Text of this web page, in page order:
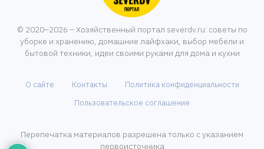
© 2020–2026 – Хозяйственный портал severdv.ru: советы по
уборке и хранению, домашние лайфхаки, выбор мебели и
бытовой техники, идеи своими руками для дома и кухни
О сайте Контакты
Политика конфиденциальности
Пользовательское соглашение
Перепечатка материалов разрешена только с указанием
первоисточника